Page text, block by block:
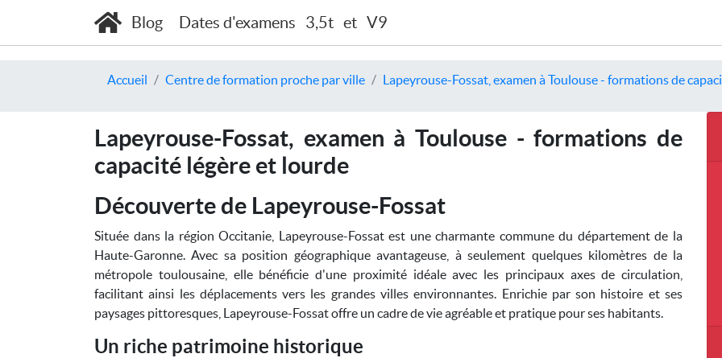
Blog Dates d'examens 3,5t et V9
Accueil Centre de formation proche par ville Lapeyrouse-Fossat, examen à Toulouse - formations de
Lapeyrouse-Fossat, examen à Toulouse - formations de
capacité légère et lourde
Découverte de Lapeyrouse-Fossat
Située dans la région Occitanie, Lapeyrouse-Fossat est une charmante commune du département de la
Haute-Garonne. Avec sa position géographique avantageuse, à seulement quelques kilomètres de la
métropole toulousaine, elle bénéficie d'une proximité idéale avec les principaux axes de circulation,
facilitant ainsi les déplacements vers les grandes villes environnantes. Enrichie par son histoire et ses
paysages pittoresques, Lapeyrouse-Fossat offre un cadre de vie agréable et pratique pour ses habitants.
Un riche patrimoine historique